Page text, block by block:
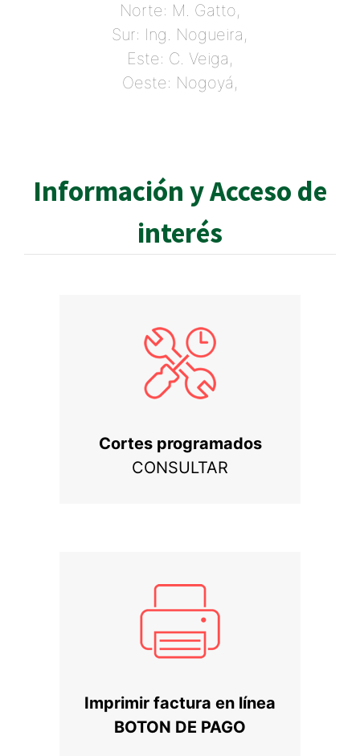
Norte: M. Gatto,
Sur: Ing. Nogueira,
Este: C. Veiga,
Oeste: Nogoyá,
Información y Acceso de
interés
Cortes programados
CONSULTAR
Imprimir factura en línea
BOTON DE PAGO